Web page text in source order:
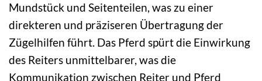
Mundstück und Seitenteilen, was zu einer
direkteren und präziseren Übertragung der
Zügelhilfen führt. Das Pferd spürt die Einwirkung
des Reiters unmittelbarer, was die
Kommunikation zwischen Reiter und Pferd